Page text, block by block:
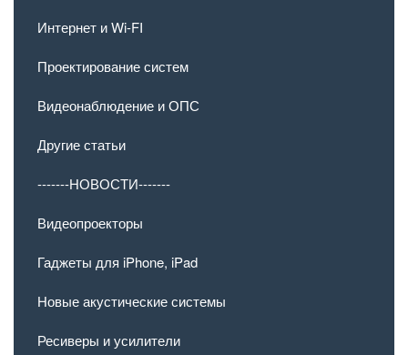
Интернет и Wi-FI
Проектирование систем
Видеонаблюдение и ОПС
Другие статьи
-------НОВОСТИ-------
Видеопроекторы
Гаджеты для iPhone, iPad
Новые акустические системы
Ресиверы и усилители